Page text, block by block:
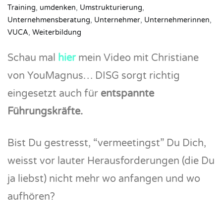
Training, umdenken, Umstrukturierung,
Unternehmensberatung, Unternehmer, Unternehmerinnen,
VUCA, Weiterbildung
Schau mal hiermein Video mit Christiane
von YouMagnus… DISG sorgt richtig
eingesetzt auch für entspannte
Führungskräfte.
Bist Du gestresst, “vermeetingst” Du Dich,
weisst vor lauter Herausforderungen (die Du
ja liebst) nicht mehr wo anfangen und wo
aufhören?